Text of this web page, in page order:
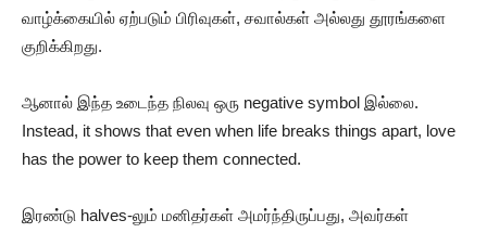
வாழ்க்கையில் ஏற்படும் பிரிவுகள், சவால்கள் அல்லது தூரங்களை
குறிக்கிறது.
ஆனால் இந்த உடைந்த நிலவு ஒரு negative symbol இல்லை.
Instead, it shows that even when life breaks things apart, love
has the power to keep them connected.
இரண்டு halves-லும் மனிதர்கள் அமர்ந்திருப்பது, அவர்கள்